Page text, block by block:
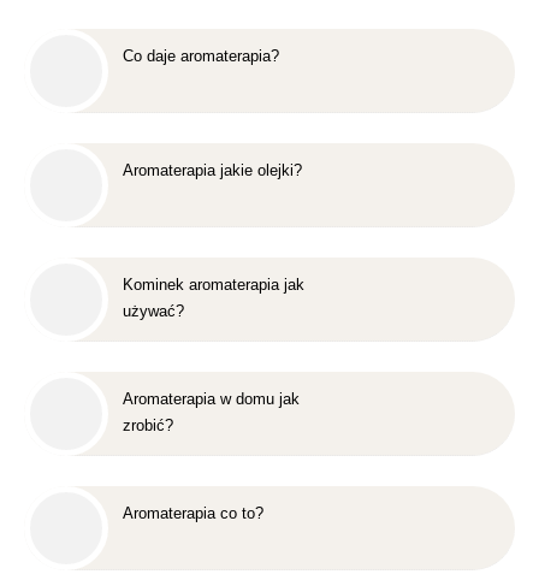
Co daje aromaterapia?
Aromaterapia jakie olejki?
Kominek aromaterapia jak
używać?
Aromaterapia w domu jak
zrobić?
Aromaterapia co to?